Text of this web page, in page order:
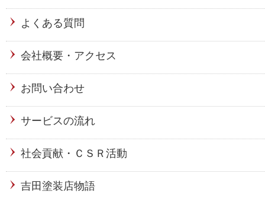
よくある質問
会社概要・アクセス
お問い合わせ
サービスの流れ
社会貢献・ＣＳＲ活動
吉田塗装店物語